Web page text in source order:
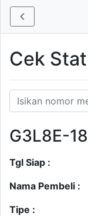
Cek
G3L8E-
Tgl Siap :
Nama Pembeli :
Tipe :